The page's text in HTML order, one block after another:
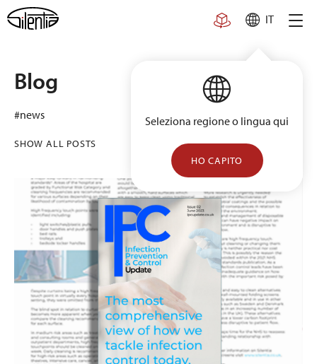
Skip
to
IT
Seleziona regione o lingua qui
HO CAPITO
Blog
#news
SHOW ALL POSTS